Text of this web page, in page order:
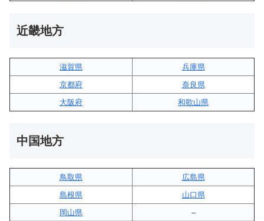
近畿地方
滋賀県
兵庫県
京都府
奈良県
大阪府
和歌山県
中国地方
鳥取県
広島県
島根県
山口県
岡山県
–